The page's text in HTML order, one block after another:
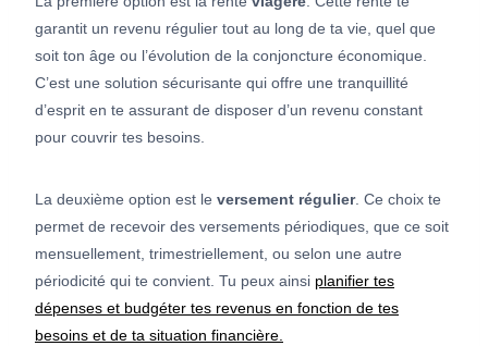
garantit un revenu régulier tout au long de ta vie, quel que
soit ton âge ou l’évolution de la conjoncture économique.
C’est une solution sécurisante qui offre une tranquillité
d’esprit en te assurant de disposer d’un revenu constant
pour couvrir tes besoins.
La deuxième option est le versement régulier. Ce choix te
permet de recevoir des versements périodiques, que ce soit
mensuellement, trimestriellement, ou selon une autre
périodicité qui te convient. Tu peux ainsi planifier tes
dépenses et budgéter tes revenus en fonction de tes
besoins et de ta situation financière.